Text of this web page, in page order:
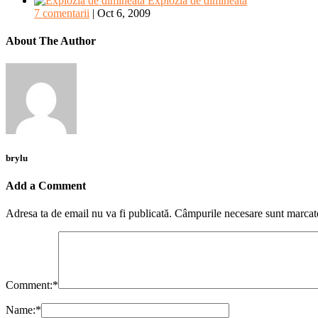
7 comentarii | Oct 6, 2009
About The Author
brylu
Add a Comment
Adresa ta de email nu va fi publicată. Câmpurile necesare sunt
Comment:*
Name:*